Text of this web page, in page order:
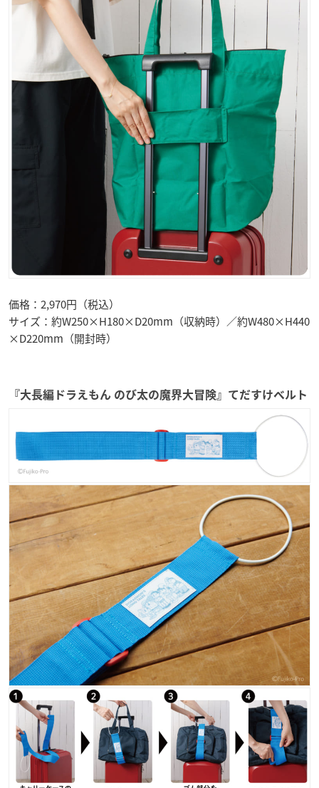
価格：2,970円（税込）
サイズ：約W250×H180×D20mm（収納時）／約W480×H440
×D220mm（開封時）
『大長編ドラえもん のび太の魔界大冒険』てだすけベルト